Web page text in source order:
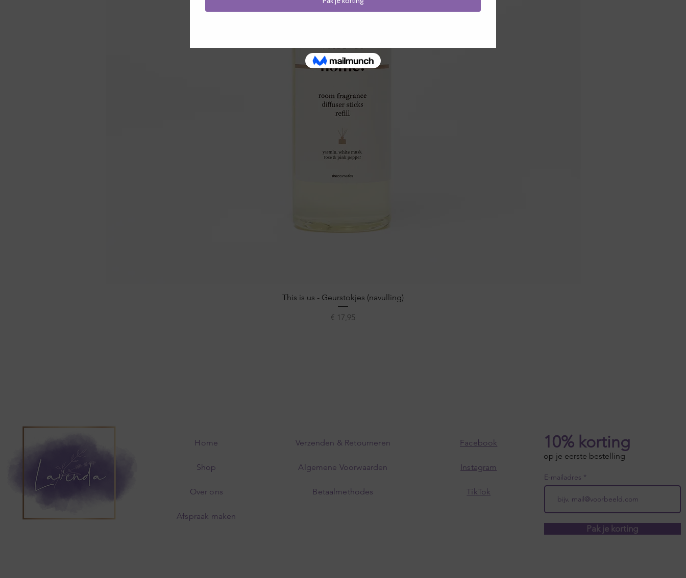
Snel overzicht
This is us - Geurstokjes (navulling)
Prijs
€ 17,95
Home
Shop
Over ons
Afspraak maken
Verzenden & Retourneren
Algemene Voorwaarden
Betaalmethodes
Facebook
Instagram
TikTok
10% korting
op je eerste bestelling
E-mailadres
Pak je korting